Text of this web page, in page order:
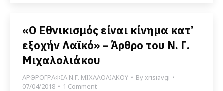
«Ο Εθνικισμός είναι κίνημα κατ’
εξοχήν Λαϊκό» – Άρθρο του Ν. Γ.
Μιχαλολιάκου
ΑΡΘΡΟΓΡΑΦΙΑ Ν.Γ. ΜΙΧΑΛΟΛΙΑΚΟΥ Byxrisiavgi
07/04/2018
1 Comment